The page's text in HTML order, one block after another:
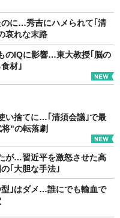
に…秀吉にハメられて｢清
哀れな末路
のIQに影響…東大教授｢脳の
材｣
い捨てに…｢清須会議｣で最
"の転落劇
が…習近平を激怒させた高
｢大胆な手法｣
｣はダメ…誰にでも輸血で